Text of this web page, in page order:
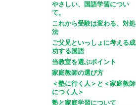
やさしい、国語学習につい
て。
これから受験は変わる、対処
法
ご父兄といっしょに考える成
功する国語
当教室を選ぶポイント
家庭教師の選び方
＜塾に行く人＞と＜家庭教師
につく人＞
塾と家庭学習について